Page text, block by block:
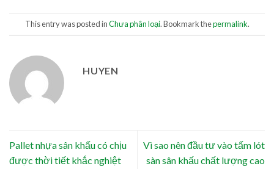
This entry was posted inChưa phân loại. Bookmark thepermalink.
HUYEN
Pallet nhựa sân khấu có chịu
được thời tiết khắc nghiệt
Vì sao nên đầu tư vào tấm lót
sàn sân khấu chất lượng cao